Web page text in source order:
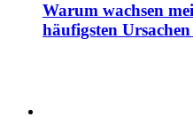
Warum wachsen
häufigsten